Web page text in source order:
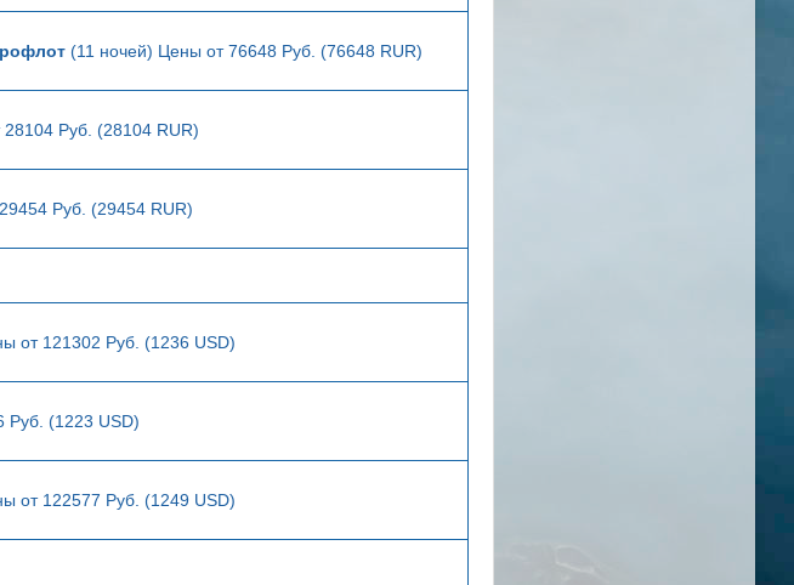
(11 ночей) Цены от 76648 Руб. (76648 RUR)
Руб. (28104 RUR)
Руб. (29454 RUR)
от 121302 Руб. (1236 USD)
Руб. (1223 USD)
от 122577 Руб. (1249 USD)